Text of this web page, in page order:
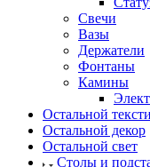
Свечи
Вазы
Держатели
Фонтаны
Камины
Остальной
Остальной декор
Остальной свет
Столы и